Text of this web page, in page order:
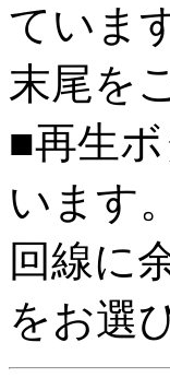
ていま
末尾を
■再生
います
回線に
をお選